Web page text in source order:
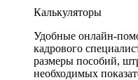
Калькуляторы
Удобные онлайн-
кадрового
размеры пособий,
необходимых